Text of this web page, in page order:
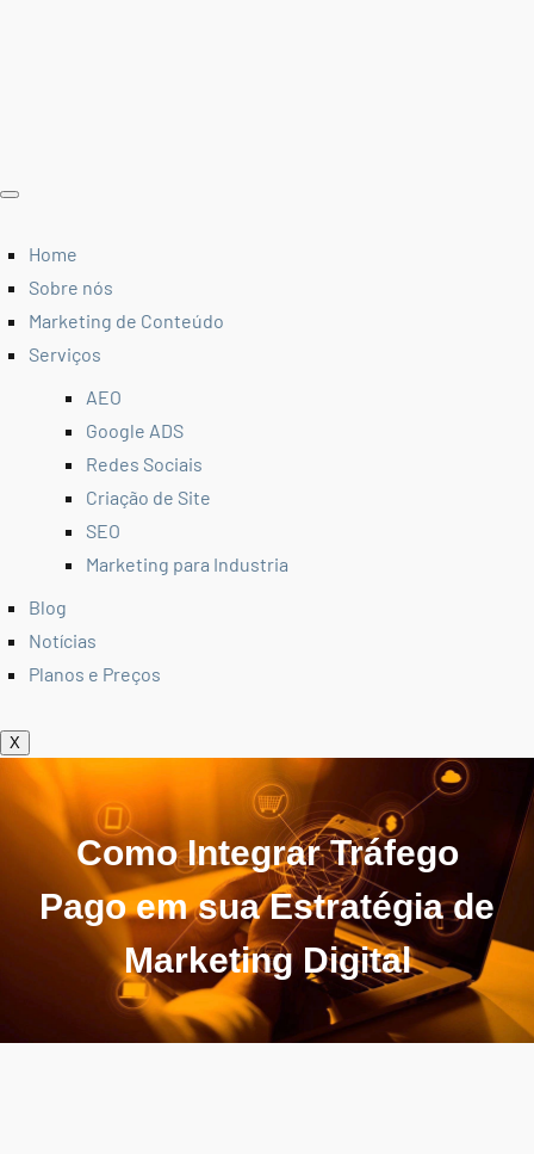
Home
Sobre nós
Marketing de Conteúdo
Serviços
AEO
Google ADS
Redes Sociais
Criação de Site
SEO
Marketing para Industria
Blog
Notícias
Planos e Preços
X
Como Integrar Tráfego
Pago em sua Estratégia de
Marketing Digital